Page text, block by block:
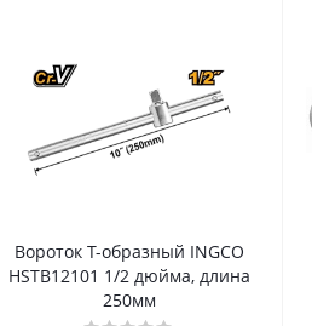
Вороток Т-образный INGCO
HSTB12101 1/2 дюйма, длина
250мм